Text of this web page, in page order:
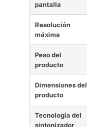
pantalla
Resolución
máxima
Peso del
producto
Dimensiones del
producto
Tecnología del
sintonizador